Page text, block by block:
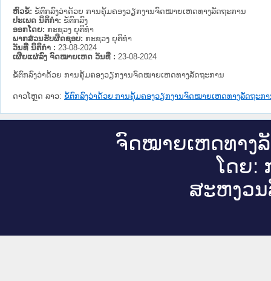
ຫົວຂໍ້: ຂໍ້ຕົກລົງວ່າດ້ວຍ ການຄຸ້ມຄອງວຽກງານຈົດໝາຍເຫດທາງລັດຖະການ
ປະເພດ ນິຕິກໍາ: ຂໍ້ຕົກລົງ
ອອກໂດຍ: ກະຊວງ ຍຸຕິທໍາ
ພາກສ່ວນຮັບຜິດຊອບ: ກະຊວງ ຍຸຕິທໍາ
ວັນທີ່ ນິຕິກໍາ : 23-08-2024
ເຜີຍແຜ່ລົງ ຈົດໝາຍເຫດ ວັນທີ່ : 23-08-2024
ຂໍ້ຕົກລົງວ່າດ້ວຍ ການຄຸ້ມຄອງວຽກງານຈົດໝາຍເຫດທາງລັດຖະການ
ດາວໂຫຼດ ລາວ: ຂໍ້ຕົກລົງວ່າດ້ວຍ ການຄຸ້ມຄອງວຽກງານຈົດໝາຍເຫດທາງລັດຖະກ
ຈົດ​ໝາຍ​ເຫດ​ທາງ​
ໂດຍ:
ສະ​ຫງວນ​